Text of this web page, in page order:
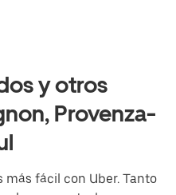
y otros
Provenza-
más fácil con Uber. Tanto